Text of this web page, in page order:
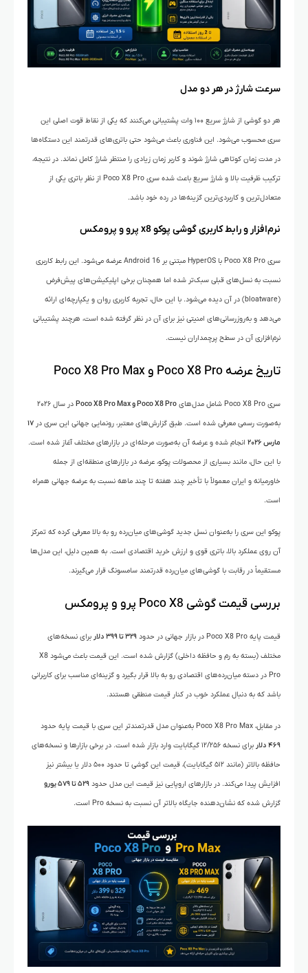
سرعت شارژ در هر دو مدل
هر دو گوشی از شارژ سریع ۱۰۰ وات پشتیبانی می‌کنند که یکی از نقاط قوت اصلی این
سری محسوب می‌شود. این فناوری باعث می‌شود حتی باتری‌های قدرتمند این دستگاه‌ها
در مدت زمان کوتاهی شارژ شوند و کاربر زمان زیادی را منتظر شارژ کامل نماند. در نتیجه،
ترکیب ظرفیت بالا و شارژ سریع باعث شده سری Poco X8 Pro از نظر باتری یکی از
متعادل‌ترین و کاربردی‌ترین گزینه‌ها در رده خود باشد.
نرم‌افزار و رابط کاربری گوشی پوکو x8 پرو و پرومکس
سری Poco X8 Pro با HyperOS مبتنی بر Android 16 عرضه می‌شود. این رابط کاربری
نسبت به نسل‌های قبلی سبک‌تر شده اما همچنان برخی اپلیکیشن‌های پیش‌فرض
(bloatware) در آن دیده می‌شود. با این حال، تجربه کاربری روان و یکپارچه‌ای ارائه
می‌دهد و به‌روزرسانی‌های امنیتی نیز برای آن در نظر گرفته شده است، هرچند پشتیبانی
نرم‌افزاری آن در سطح پرچمداران نیست.
تاریخ عرضه Poco X8 Pro و Poco X8 Pro Max
سری Poco X8 Pro شامل مدل‌های Poco X8 Pro و Poco X8 Pro Max در سال ۲۰۲۶
به‌صورت رسمی معرفی شده است. طبق گزارش‌های معتبر، رونمایی جهانی این سری در ۱۷
مارس ۲۰۲۶ انجام شده و عرضه آن به‌صورت مرحله‌ای در بازارهای مختلف آغاز شده است.
با این حال، مانند بسیاری از محصولات پوکو، عرضه در بازارهای منطقه‌ای از جمله
خاورمیانه و ایران معمولاً با تأخیر چند هفته تا چند ماهه نسبت به عرضه جهانی همراه
است.
پوکو این سری را به‌عنوان نسل جدید گوشی‌های میان‌رده رو به بالا معرفی کرده که تمرکز
آن روی عملکرد بالا، باتری قوی و ارزش خرید اقتصادی است. به همین دلیل، این مدل‌ها
مستقیماً در رقابت با گوشی‌های میان‌رده قدرتمند سامسونگ قرار می‌گیرند.
بررسی قیمت گوشی Poco X8 پرو و پرومکس
قیمت پایه Poco X8 Pro در بازار جهانی در حدود ۳۲۹ تا ۳۹۹ دلار برای نسخه‌های
مختلف (بسته به رم و حافظه داخلی) گزارش شده است. این قیمت باعث می‌شود X8
Pro در دسته میان‌رده‌های اقتصادی رو به بالا قرار بگیرد و گزینه‌ای مناسب برای کاربرانی
باشد که به دنبال عملکرد خوب در کنار قیمت منطقی هستند.
در مقابل، Poco X8 Pro Max به‌عنوان مدل قدرتمندتر این سری با قیمت پایه حدود
۴۶۹ دلار برای نسخه ۱۲/۲۵۶ گیگابایت وارد بازار شده است. در برخی بازارها و نسخه‌های
حافظه بالاتر (مانند ۵۱۲ گیگابایت)، قیمت این گوشی تا حدود ۵۰۰ دلار یا بیشتر نیز
افزایش پیدا می‌کند. در بازارهای اروپایی نیز قیمت این مدل حدود ۵۲۹ تا ۵۷۹ یورو
گزارش شده که نشان‌دهنده جایگاه بالاتر آن نسبت به نسخه Pro است.